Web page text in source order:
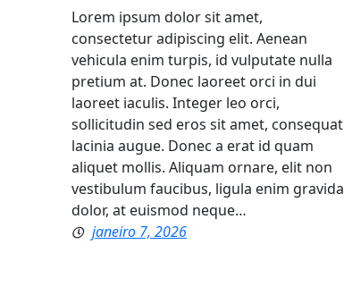
Lorem ipsum dolor sit amet,
consectetur adipiscing elit. Aenean
vehicula enim turpis, id vulputate nulla
pretium at. Donec laoreet orci in dui
laoreet iaculis. Integer leo orci,
sollicitudin sed eros sit amet, consequat
lacinia augue. Donec a erat id quam
aliquet mollis. Aliquam ornare, elit non
vestibulum faucibus, ligula enim gravida
dolor, at euismod neque…
janeiro 7, 2026